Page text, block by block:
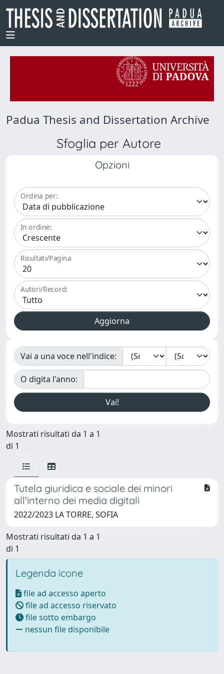
Padua Thesis and Dissertation Archive
Sfoglia per Autore
Opzioni
Ordina per:
In ordine:
Risultati/Pagina
Autori/Record:
Vai a una voce nell'indice:
O digita l'anno:
Mostrati risultati da 1 a 1
di 1
Tutela giuridica e sociale dei minori
all'interno dei media digitali
2022/2023 LA TORRE, SOFIA
Mostrati risultati da 1 a 1
di 1
Legenda icone
file ad accesso aperto
file ad accesso riservato
file sotto embargo
nessun file disponibile